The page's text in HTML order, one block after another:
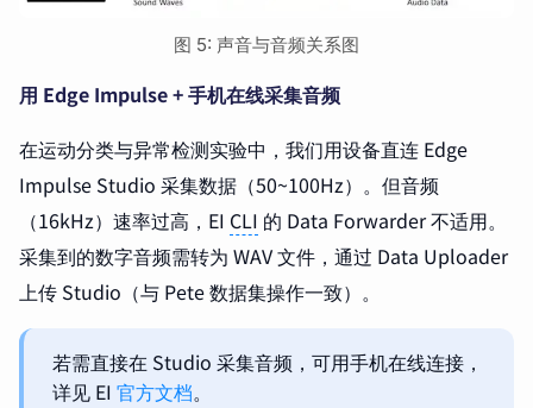
图 5: 声音与音频关系图
用 Edge Impulse + 手机在线采集音频
在运动分类与异常检测实验中，我们用设备直连 Edge
Impulse Studio 采集数据（50~100Hz）。但音频
（16kHz）速率过高，EI CLI 的 Data Forwarder 不适用。
采集到的数字音频需转为 WAV 文件，通过 Data Uploader
上传 Studio（与 Pete 数据集操作一致）。
若需直接在 Studio 采集音频，可用手机在线连接，
详见 EI 官方文档。